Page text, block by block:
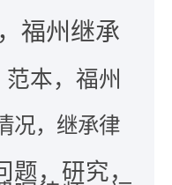
福州继承
本，福州
况，继承律
，研究，